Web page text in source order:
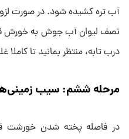
آب تره کشیده شود. در صورت
نصف لیوان آب جوش به خورش
درب تابه، منتظر بمانید تا کاملا
مرحله ششم: سیب
در فاصله پخته شدن خورشت